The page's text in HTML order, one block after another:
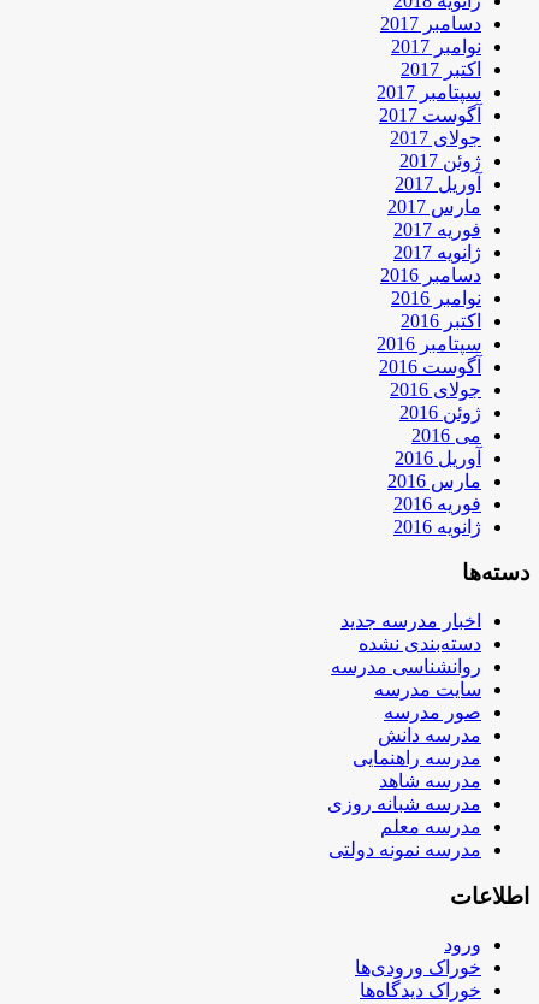
دسامبر 2017
نوامبر 2017
اکتبر 2017
سپتامبر 2017
آگوست 2017
جولای 2017
ژوئن 2017
آوریل 2017
مارس 2017
فوریه 2017
ژانویه 2017
دسامبر 2016
نوامبر 2016
اکتبر 2016
سپتامبر 2016
آگوست 2016
جولای 2016
ژوئن 2016
می 2016
آوریل 2016
مارس 2016
فوریه 2016
ژانویه 2016
دسته‌ها
اخبار مدرسه جدید
دسته‌بندی نشده
روانشناسی مدرسه
سایت مدرسه
صور مدرسه
مدرسه دانش
مدرسه راهنمایی
مدرسه شاهد
مدرسه شبانه روزی
مدرسه معلم
مدرسه نمونه دولتی
اطلاعات
ورود
خوراک ورودی‌ها
خوراک دیدگاه‌ها